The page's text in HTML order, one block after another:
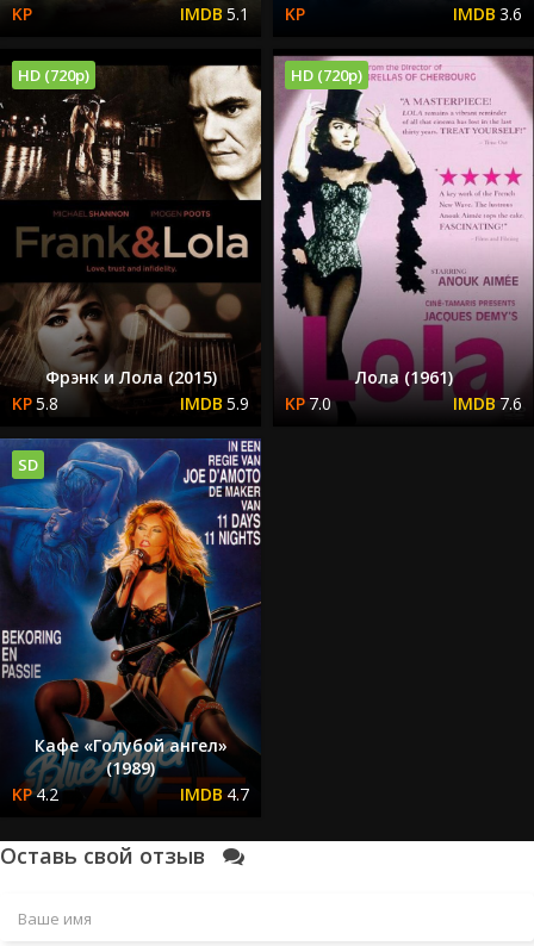
5.1
3.6
HD (720p)
Фрэнк и Лола (2015)
5.8
5.9
HD (720p)
Лола (1961)
7.0
7.6
SD
Кафе «Голубой ангел»
(1989)
4.2
4.7
Оставь свой отзыв